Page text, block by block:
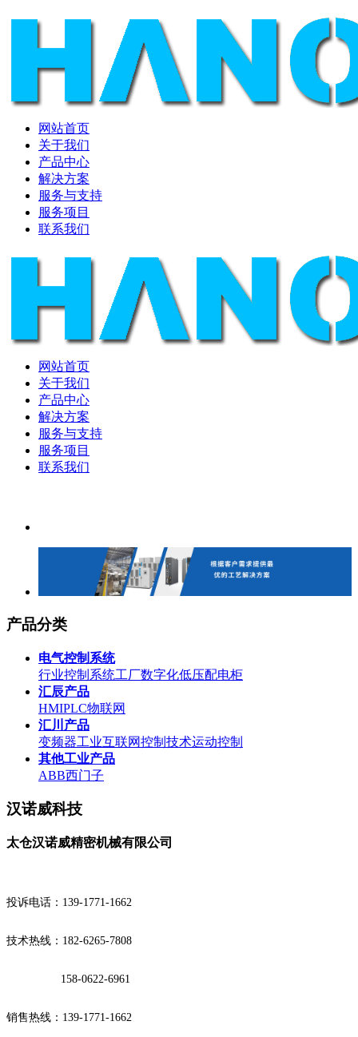
网站首页
关于我们
产品中心
解决方案
服务与支持
服务项目
联系我们
网站首页
关于我们
产品中心
解决方案
服务与支持
服务项目
联系我们
产品分类
电气控制系统
行业控制系统工厂数字化低压配电柜
汇辰产品
HMIPLC物联网
汇川产品
变频器工业互联网控制技术运动控制
其他工业产品
ABB西门子
汉诺威科技
太仓汉诺威精密机械有限公司
投诉电话：139-1771-1662
技术热线：182-6265-7808
158-0622-6961
销售热线：139-1771-1662